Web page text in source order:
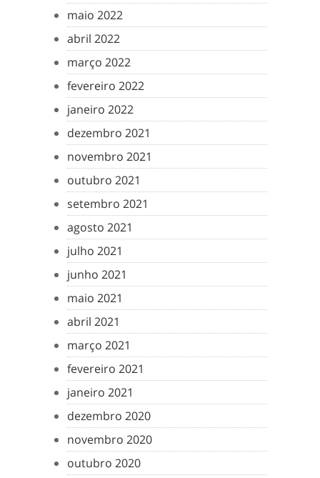
maio 2022
abril 2022
março 2022
fevereiro 2022
janeiro 2022
dezembro 2021
novembro 2021
outubro 2021
setembro 2021
agosto 2021
julho 2021
junho 2021
maio 2021
abril 2021
março 2021
fevereiro 2021
janeiro 2021
dezembro 2020
novembro 2020
outubro 2020